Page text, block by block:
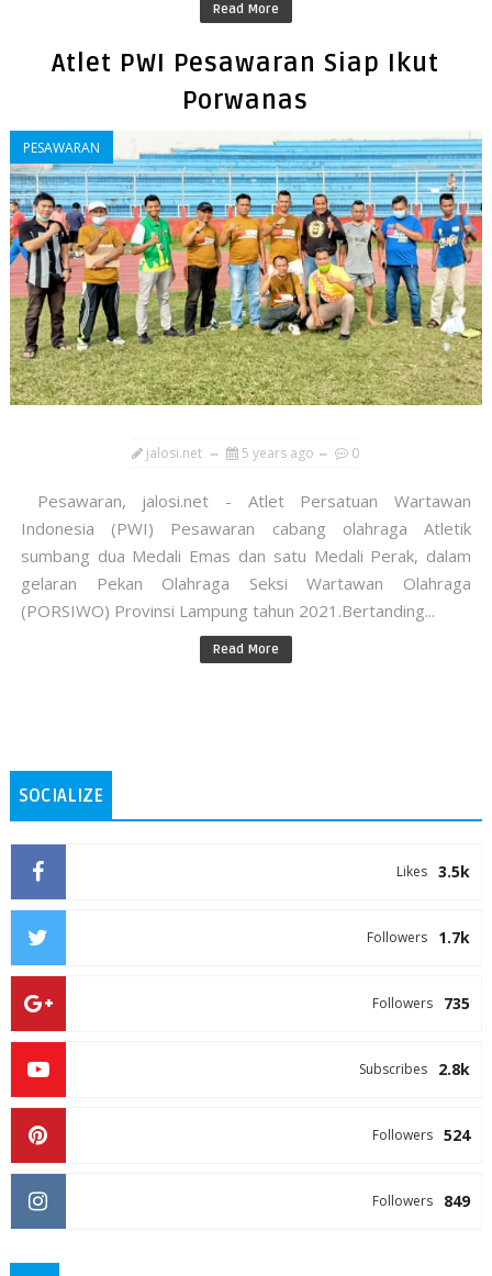
Read More
Atlet PWI Pesawaran Siap Ikut
Porwanas
PESAWARAN
jalosi.net 5 years ago 0
Pesawaran, jalosi.net - Atlet Persatuan Wartawan
Indonesia (PWI) Pesawaran cabang olahraga Atletik
sumbang dua Medali Emas dan satu Medali Perak, dalam
gelaran Pekan Olahraga Seksi Wartawan Olahraga
(PORSIWO) Provinsi Lampung tahun 2021.Bertanding...
Read More
SOCIALIZE
3.5k
Likes
1.7k
Followers
735
Followers
2.8k
Subscribes
524
Followers
849
Followers